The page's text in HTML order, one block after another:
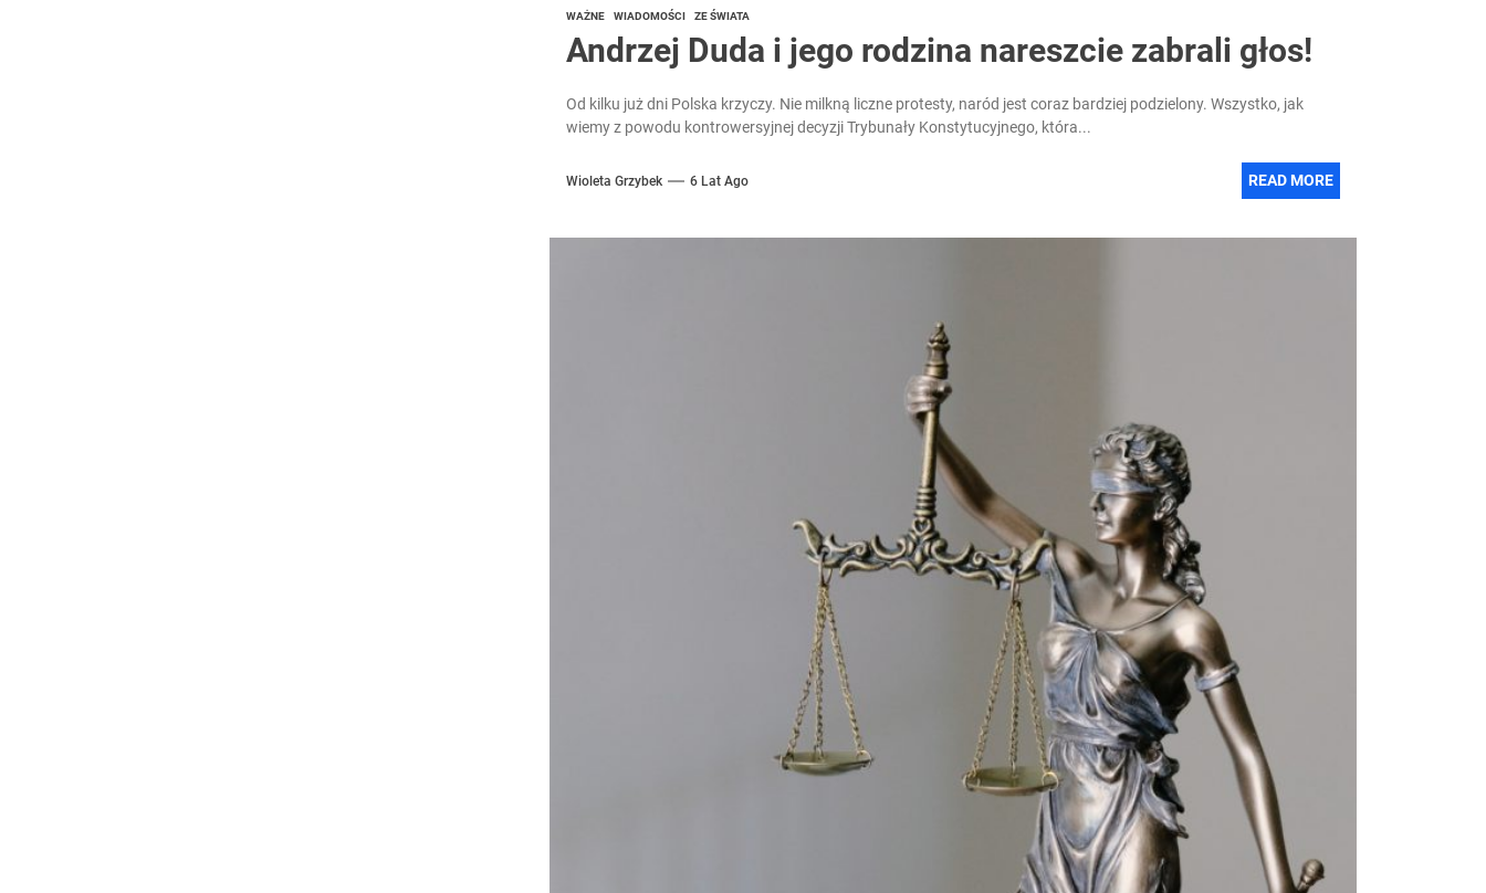
WAŻNE WIADOMOŚCI ZE ŚWIATA
Andrzej Duda i jego rodzina nareszcie zabrali głos!
Od kilku już dni Polska krzyczy. Nie milkną liczne protesty, naród jest coraz bardziej podzielony. Wszystko, jak
wiemy z powodu kontrowersyjnej decyzji Trybunały Konstytucyjnego, która...
Wioleta Grzybek 6 Lat Ago READ MORE